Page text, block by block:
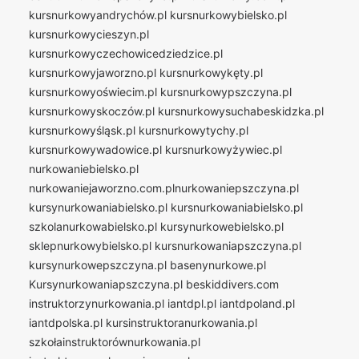
kursnurkowyandrychów.pl kursnurkowybielsko.pl
kursnurkowycieszyn.pl
kursnurkowyczechowicedziedzice.pl
kursnurkowyjaworzno.pl kursnurkowykęty.pl
kursnurkowyoświecim.pl kursnurkowypszczyna.pl
kursnurkowyskoczów.pl kursnurkowysuchabeskidzka.pl
kursnurkowyśląsk.pl kursnurkowytychy.pl
kursnurkowywadowice.pl kursnurkowyżywiec.pl
nurkowaniebielsko.pl
nurkowaniejaworzno.com.plnurkowaniepszczyna.pl
kursynurkowaniabielsko.pl kursnurkowaniabielsko.pl
szkolanurkowabielsko.pl kursynurkowebielsko.pl
sklepnurkowybielsko.pl kursnurkowaniapszczyna.pl
kursynurkowepszczyna.pl basenynurkowe.pl
Kursynurkowaniapszczyna.pl beskiddivers.com
instruktorzynurkowania.pl iantdpl.pl iantdpoland.pl
iantdpolska.pl kursinstruktoranurkowania.pl
szkołainstruktorównurkowania.pl